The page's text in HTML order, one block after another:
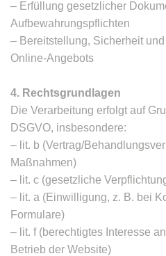
– Erfüllung gesetzlicher
Aufbewahrungspflichten
– Bereitstellung, Sicherheit
Online-Angebots
4. Rechtsgrundlagen
Die Verarbeitung erfolgt auf
DSGVO, insbesondere:
– lit. b (Vertrag/
Maßnahmen)
– lit. c (gesetzliche
– lit. a (Einwilligung, z. B. bei
Formulare)
– lit. f (berechtigtes Interesse
Betrieb der Website)